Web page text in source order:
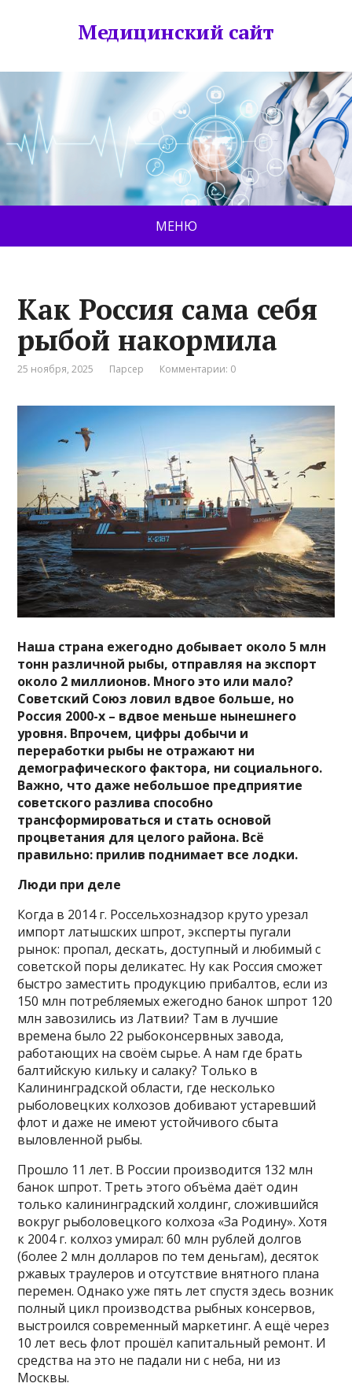
Медицинский сайт
МЕНЮ
Как Россия сама себя
рыбой накормила
25 ноября, 2025 Парсер Комментарии: 0
Наша страна ежегодно добывает около 5 млн
тонн различной рыбы, отправляя на экспорт
около 2 миллионов. Много это или мало?
Советский Союз ловил вдвое больше, но
Россия 2000-х – вдвое меньше нынешнего
уровня. Впрочем, цифры добычи и
переработки рыбы не отражают ни
демографического фактора, ни социального.
Важно, что даже небольшое предприятие
советского разлива способно
трансформироваться и стать основой
процветания для целого района. Всё
правильно: прилив поднимает все лодки.
Люди при деле
Когда в 2014 г. Россельхознадзор круто урезал
импорт латышских шпрот, эксперты пугали
рынок: пропал, дескать, доступный и любимый с
советской поры деликатес. Ну как Россия сможет
быстро заместить продукцию прибалтов, если из
150 млн потребляемых ежегодно банок шпрот 120
млн завозились из Латвии? Там в лучшие
времена было 22 рыбоконсервных завода,
работающих на своём сырье. А нам где брать
балтийскую кильку и салаку? Только в
Калининградской области, где несколько
рыболовецких колхозов добивают устаревший
флот и даже не имеют устойчивого сбыта
выловленной рыбы.
Прошло 11 лет. В России производится 132 млн
банок шпрот. Треть этого объёма даёт один
только калининградский холдинг, сложившийся
вокруг рыболовецкого колхоза «За Родину». Хотя
к 2004 г. колхоз умирал: 60 млн рублей долгов
(более 2 млн долларов по тем деньгам), десяток
ржавых траулеров и отсутствие внятного плана
перемен. Однако уже пять лет спустя здесь возник
полный цикл производства рыбных консервов,
выстроился современный маркетинг. А ещё через
10 лет весь флот прошёл капитальный ремонт. И
средства на это не падали ни с неба, ни из
Москвы.